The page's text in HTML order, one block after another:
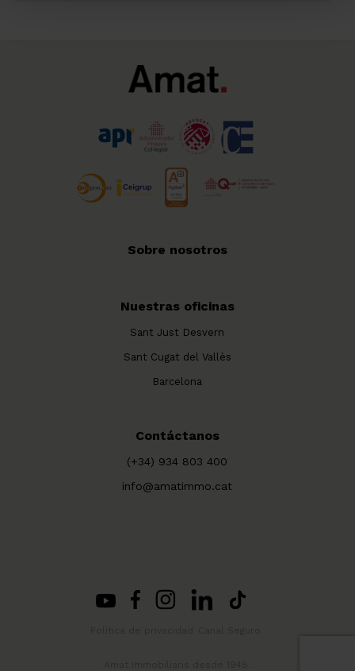
Sobre nosotros
Nuestras oficinas
Sant Just Desvern
Sant Cugat del Vallès
Barcelona
Contáctanos
(+34) 934 803 400
info@amatimmo.cat